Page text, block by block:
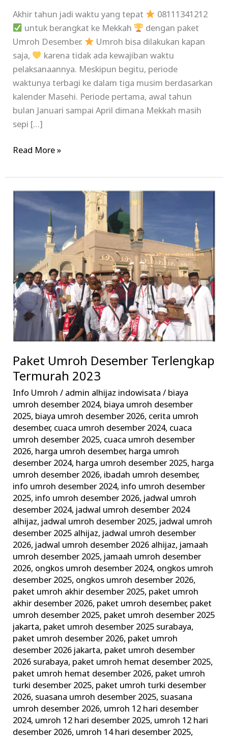
Akhir tahun jadi waktu yang tepat
08111341212
untuk berangkat ke Mekkah
dengan paket
Umroh Desember.
Umroh bisa dilakukan kapan
saja,
karena tidak ada kewajiban waktu
pelaksanaannya. Meskipun begitu, periode
waktunya terbagi ke dalam tiga musim berdasarkan
kalender Masehi. Periode pertama, awal tahun
bulan Januari sampai April dimana Mekkah masih
sepi […]
Read More »
Paket Umroh Desember Terlengkap
Termurah 2023
Info Umroh / admin alhijaz indowisata/ biaya
umroh desember 2024, biaya umroh desember
2025, biaya umroh desember 2026, cerita umroh
desember, cuaca umroh desember 2024, cuaca
umroh desember 2025, cuaca umroh desember
2026, harga umroh desember, harga umroh
desember 2024, harga umroh desember 2025, harga
umroh desember 2026, ibadah umroh desember,
info umroh desember 2024, info umroh desember
2025, info umroh desember 2026, jadwal umroh
desember 2024, jadwal umroh desember 2024
alhijaz, jadwal umroh desember 2025, jadwal umroh
desember 2025 alhijaz, jadwal umroh desember
2026, jadwal umroh desember 2026 alhijaz, jamaah
umroh desember 2025, jamaah umroh desember
2026, ongkos umroh desember 2024, ongkos umroh
desember 2025, ongkos umroh desember 2026,
paket umroh akhir desember 2025, paket umroh
akhir desember 2026, paket umroh desember, paket
umroh desember 2025, paket umroh desember 2025
jakarta, paket umroh desember 2025 surabaya,
paket umroh desember 2026, paket umroh
desember 2026 jakarta, paket umroh desember
2026 surabaya, paket umroh hemat desember 2025,
paket umroh hemat desember 2026, paket umroh
turki desember 2025, paket umroh turki desember
2026, suasana umroh desember 2025, suasana
umroh desember 2026, umroh 12 hari desember
2024, umroh 12 hari desember 2025, umroh 12 hari
desember 2026, umroh 14 hari desember 2025,
Paket
Umroh
Desember
Terlengkap
Termurah